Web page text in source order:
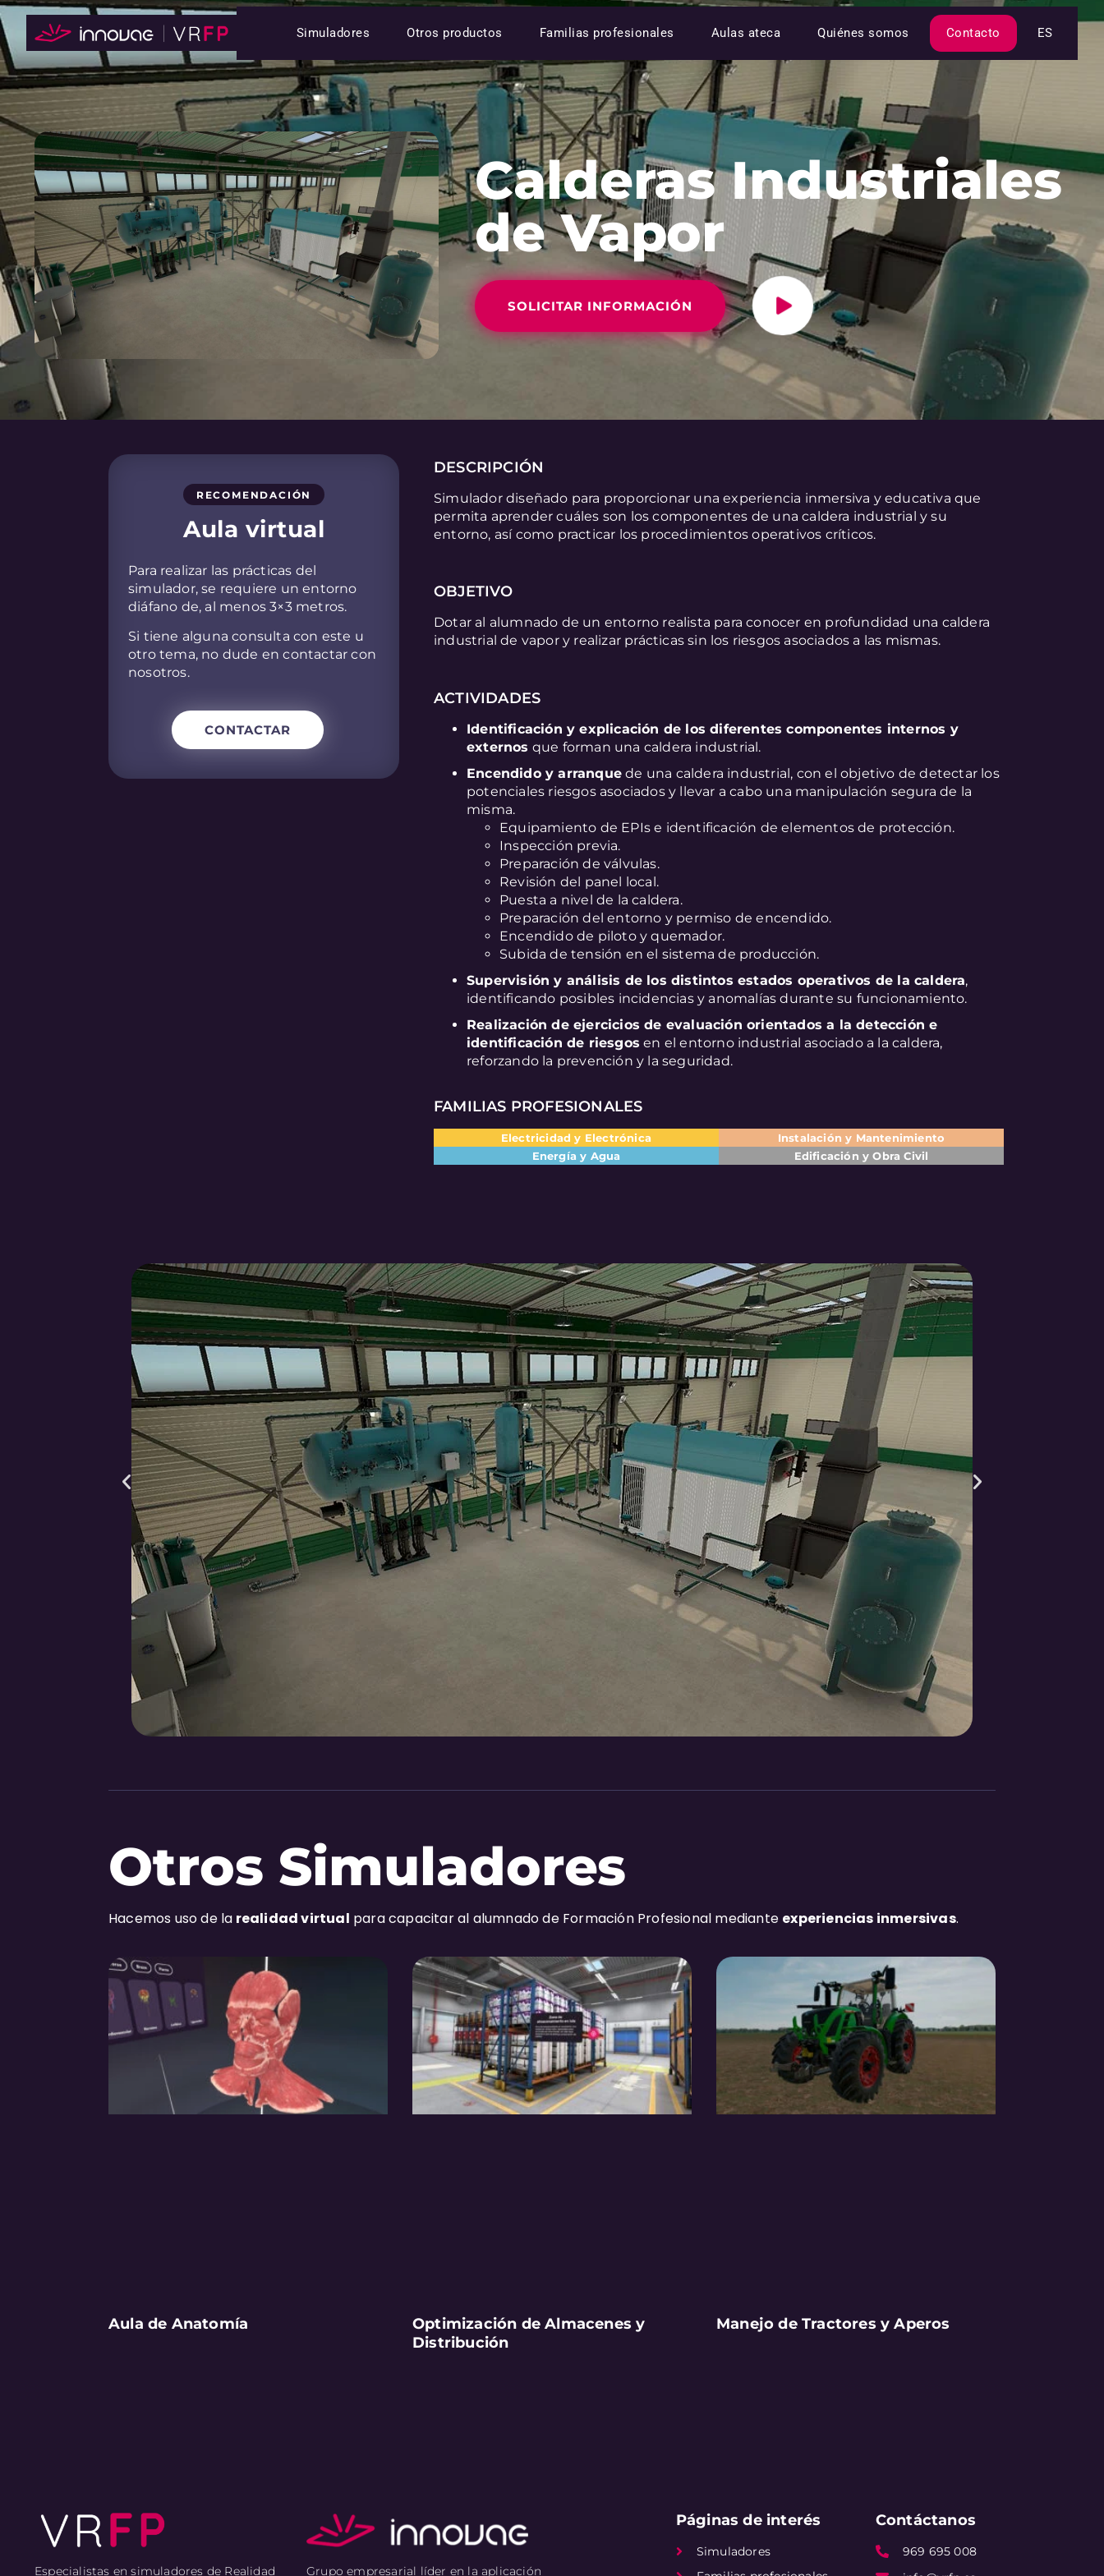
Simuladores Otros productos Familias profesionales Aulas ateca Quiénes somos Contacto ES
Calderas Industriales
de Vapor
SOLICITAR INFORMACIÓN
RECOMENDACIÓN
Aula virtual
Para realizar las prácticas del
simulador, se requiere un entorno
diáfano de, al menos 3×3 metros.
Si tiene alguna consulta con este u
otro tema, no dude en contactar con
nosotros.
CONTACTAR
DESCRIPCIÓN
Simulador diseñado para proporcionar una experiencia inmersiva y educativa que
permita aprender cuáles son los componentes de una caldera industrial y su
entorno, así como practicar los procedimientos operativos críticos.
OBJETIVO
Dotar al alumnado de un entorno realista para conocer en profundidad una caldera
industrial de vapor y realizar prácticas sin los riesgos asociados a las mismas.
ACTIVIDADES
Identificación y explicación de los diferentes componentes internos y
externos que forman una caldera industrial.
Encendido y arranque de una caldera industrial, con el objetivo de detectar los
potenciales riesgos asociados y llevar a cabo una manipulación segura de la
misma.
Equipamiento de EPIs e identificación de elementos de protección.
Inspección previa.
Preparación de válvulas.
Revisión del panel local.
Puesta a nivel de la caldera.
Preparación del entorno y permiso de encendido.
Encendido de piloto y quemador.
Subida de tensión en el sistema de producción.
Supervisión y análisis de los distintos estados operativos de la caldera,
identificando posibles incidencias y anomalías durante su funcionamiento.
Realización de ejercicios de evaluación orientados a la detección e
identificación de riesgos en el entorno industrial asociado a la caldera,
reforzando la prevención y la seguridad.
FAMILIAS PROFESIONALES
Electricidad y Electrónica
Instalación y Mantenimiento
Energía y Agua
Edificación y Obra Civil
Otros Simuladores
Hacemos uso de la realidad virtual para capacitar al alumnado de Formación Profesional mediante experiencias inmersivas.
Aula de Anatomía
Optimización de Almacenes y
Distribución
Manejo de Tractores y Aperos
Especialistas en simuladores de Realidad Grupo empresarial líder en la aplicación
Páginas de interés
Simuladores
Contáctanos
969 695 008